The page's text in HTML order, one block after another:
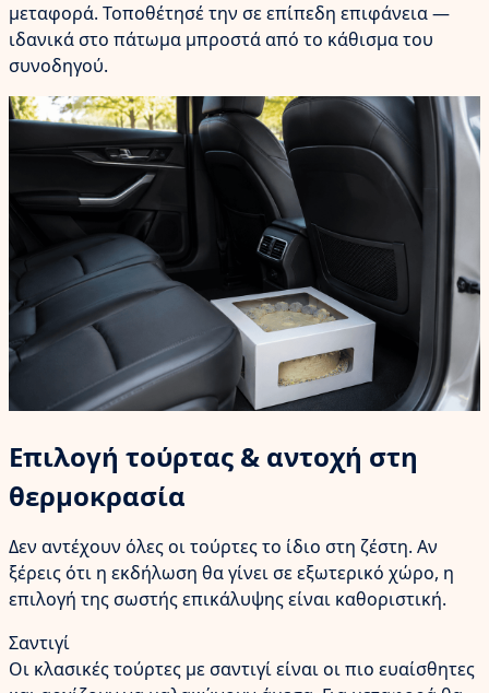
μεταφορά. Τοποθέτησέ την σε επίπεδη επιφάνεια —
ιδανικά στο πάτωμα μπροστά από το κάθισμα του
συνοδηγού.
Επιλογή τούρτας & αντοχή στη
θερμοκρασία
Δεν αντέχουν όλες οι τούρτες το ίδιο στη ζέστη. Αν
ξέρεις ότι η εκδήλωση θα γίνει σε εξωτερικό χώρο, η
επιλογή της σωστής επικάλυψης είναι καθοριστική.
Σαντιγί
Οι κλασικές τούρτες με σαντιγί είναι οι πιο ευαίσθητες